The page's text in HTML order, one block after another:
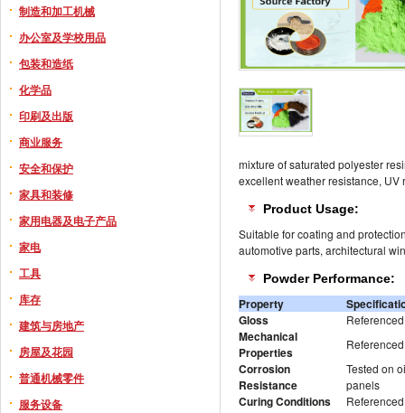
制造和加工机械
办公室及学校用品
包装和造纸
化学品
印刷及出版
商业服务
安全和保护
家具和装修
家用电器及电子产品
家电
工具
库存
建筑与房地产
房屋及花园
普通机械零件
服务设备
mixture of saturated polyester
excellent weather resistance, UV
Product Usage:
Suitable for coating and
automotive parts, architectural
Powder Performance:
Property
Gloss
Mechanical
Properties
Corrosion
Resistance
Tested on
panels
Curing Conditions